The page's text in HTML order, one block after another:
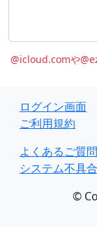
@icloud.comや
ログイン画面
ご利用規約
よくあるご質問
システム不具
©